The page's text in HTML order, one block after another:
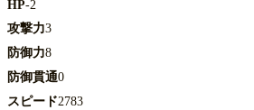
HP-2
攻撃力3
防御力8
防御貫通0
スピード2783